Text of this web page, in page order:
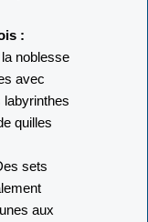
:
noblesse
avec
labyrinthes
quilles
sets
aux